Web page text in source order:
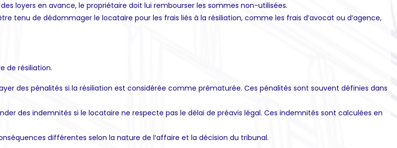
loyers en avance, le propriétaire doit lui rembourser les sommes non-utilisées.
tenu de dédommager le locataire pour les frais liés à la résiliation, comme les frais d’avocat ou d’agence,
de résiliation.
des pénalités si la résiliation est considérée comme prématurée. Ces pénalités sont souvent définies dans
des indemnités si le locataire ne respecte pas le délai de préavis légal. Ces indemnités sont calculées en
différentes selon la nature de l’affaire et la décision du tribunal.